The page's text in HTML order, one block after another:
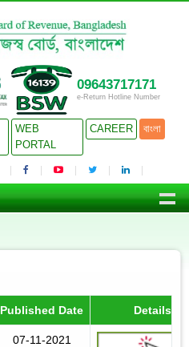
09643717171
e-Return Hotline Number
WEB
PORTAL
CAREER বাংলা
Published Date Details
07-11-2021